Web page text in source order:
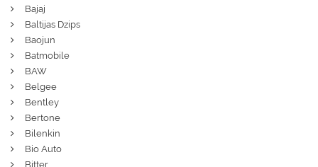
Bajaj
Baltijas Dzips
Baojun
Batmobile
BAW
Belgee
Bentley
Bertone
Bilenkin
Bio Auto
Bitter